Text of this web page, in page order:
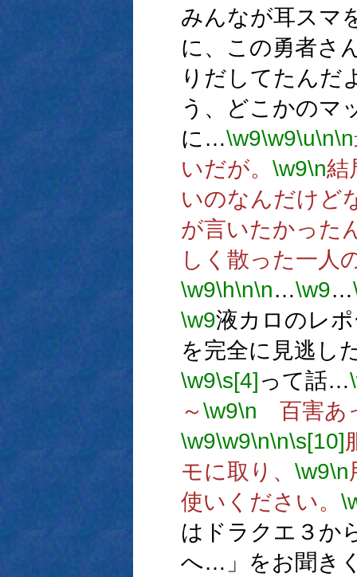
みんなが耳スマ
に、この勇者さ
りだしてたんだ
う、どこかのマ
に…\w9\w9\u\n\n
いだが。 \w9\n結
いのなんだけど
が言いたかった
しく散った一人
\w9\h\n\n…\w9…
\w9液カロのレ
を完全に見逃し
\w9\s[4]って話…
～\w9\n 百害あ
\w9\w9\n\n\s[10]
モに取り、 \w9\n
使いください。
はドラクエ３か
へ…」をお聞き